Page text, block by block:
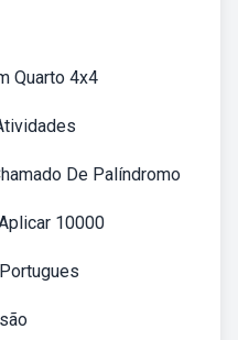
Quarto 4x4
De Palíndromo
10000